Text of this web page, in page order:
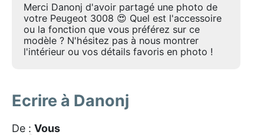
Merci Danonj d'avoir partagé une photo de
votre Peugeot 3008 😍 Quel est l'accessoire
ou la fonction que vous préférez sur ce
modèle ? N'hésitez pas à nous montrer
l'intérieur ou vos détails favoris en photo !
Ecrire à Danonj
De : Vous